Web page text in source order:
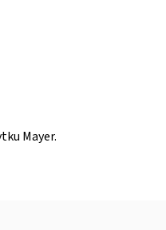
Mayer.